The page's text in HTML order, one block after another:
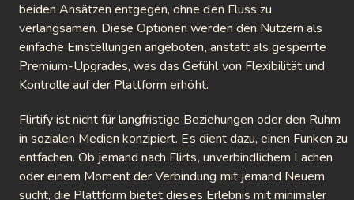
beiden Ansätzen entgegen, ohne den Fluss zu
verlangsamen. Diese Optionen werden den Nutzern als
einfache Einstellungen angeboten, anstatt als gesperrte
Premium-Upgrades, was das Gefühl von Flexibilität und
Kontrolle auf der Plattform erhöht.
Flirtify ist nicht für langfristige Beziehungen oder den Ruhm
in sozialen Medien konzipiert. Es dient dazu, einen Funken zu
entfachen. Ob jemand nach Flirts, unverbindlichem Lachen
oder einem Moment der Verbindung mit jemand Neuem
sucht, die Plattform bietet dieses Erlebnis mit minimaler